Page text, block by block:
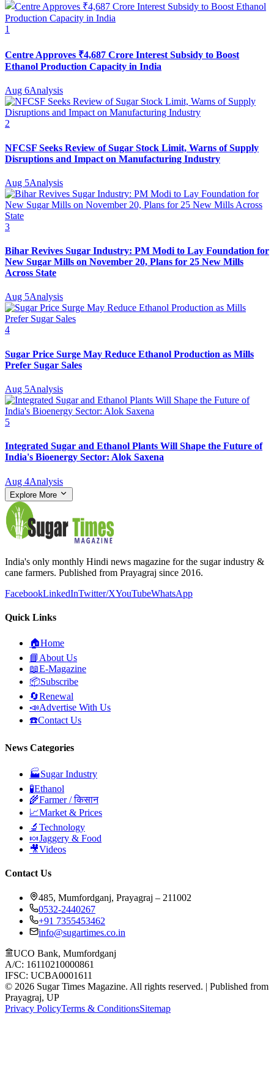
1
Centre Approves ₹4,687 Crore Interest Subsidy to Boost
Ethanol Production Capacity in India
Aug 6Analysis
2
NFCSF Seeks Review of Sugar Stock Limit, Warns of Supply
Disruptions and Impact on Manufacturing Industry
Aug 5Analysis
3
Bihar Revives Sugar Industry: PM Modi to Lay Foundation for
New Sugar Mills on November 20, Plans for 25 New Mills
Across State
Aug 5Analysis
4
Sugar Price Surge May Reduce Ethanol Production as Mills
Prefer Sugar Sales
Aug 5Analysis
5
Integrated Sugar and Ethanol Plants Will Shape the Future of
India's Bioenergy Sector: Alok Saxena
Aug 4Analysis
Explore More
India's only monthly Hindi news magazine for the sugar industry &
cane farmers. Published from Prayagraj since 2016.
FacebookLinkedInTwitter/XYouTubeWhatsApp
Quick Links
🏠Home
📘 About Us
📖E-Magazine
📦Subscribe
🔄Renewal
📣Advertise With Us
☎️Contact Us
News Categories
🏭Sugar Industry
🧪Ethanol
🌾Farmer / किसान
📈Market & Prices
🔬 Technology
🍬Jaggery & Food
🎥Videos
Contact Us
485, Mumfordganj, Prayagraj – 211002
0532-2440267
+91 7355453462
info@sugartimes.co.in
UCO Bank, Mumfordganj
A/C: 16110210000861
IFSC: UCBA0001611
© 2026 Sugar Times Magazine. All rights reserved. | Published from
Prayagraj, UP
Privacy PolicyTerms & ConditionsSitemap